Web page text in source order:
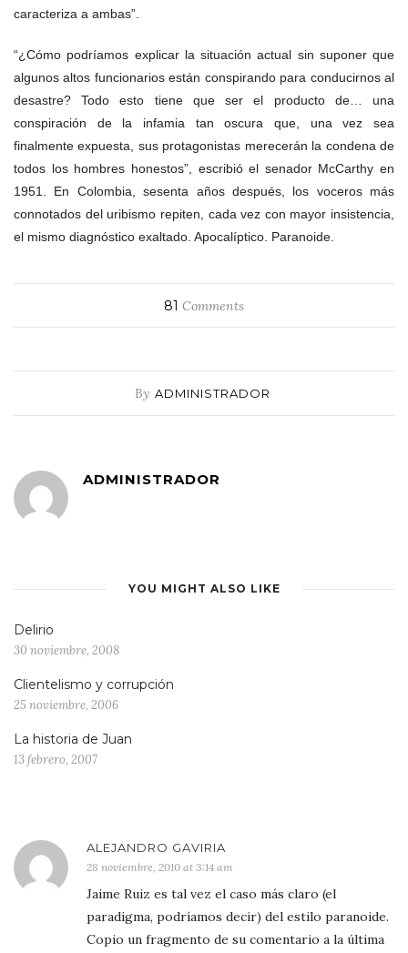
caracteriza a ambas”.
“¿Cómo podríamos explicar la situación actual sin suponer que
algunos altos funcionarios están conspirando para conducirnos al
desastre? Todo esto tiene que ser el producto de… una
conspiración de la infamia tan oscura que, una vez sea
finalmente expuesta, sus protagonistas merecerán la condena de
todos los hombres honestos”, escribió el senador McCarthy en
1951. En Colombia, sesenta años después, los voceros más
connotados del uribismo repiten, cada vez con mayor insistencia,
el mismo diagnóstico exaltado. Apocalíptico. Paranoide.
81 Comments
By ADMINISTRADOR
ADMINISTRADOR
YOU MIGHT ALSO LIKE
Delirio
30 noviembre, 2008
Clientelismo y corrupción
25 noviembre, 2006
La historia de Juan
13 febrero, 2007
ALEJANDRO GAVIRIA
28 noviembre, 2010 at 3:14 am
Jaime Ruiz es tal vez el caso más claro (el
paradigma, podríamos decir) del estilo paranoide.
Copio un fragmento de su comentario a la última